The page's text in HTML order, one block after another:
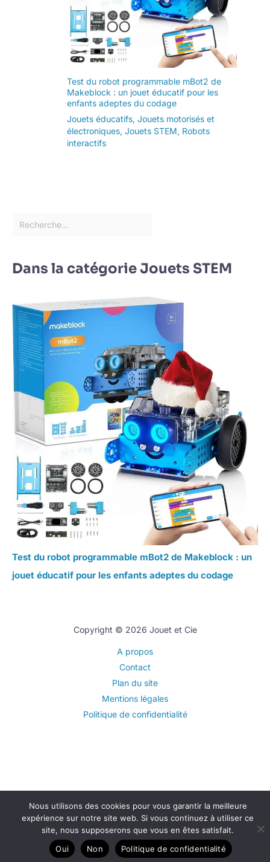
Test du robot programmable mBot2 de
Makeblock : un jouet éducatif pour les
enfants adeptes du codage
Jouets éducatifs, Jouets motorisés et
électroniques, Jouets STEM, Robots
interactifs
Dans la catégorie Jouets STEM
Test du robot programmable mBot2 de Makeblock : un
jouet éducatif pour les enfants adeptes du codage
Copyright © 2026 Jouet et Cie
A propos
Contact
Plan du site
Mentions légales
Politique de confidentialité
Nous utilisons des cookies pour vous garantir la meilleure
expérience sur notre site web. Si vous continuez à utiliser ce
site, nous supposerons que vous en êtes satisfait.
Oui
Non Politique de confidentialité